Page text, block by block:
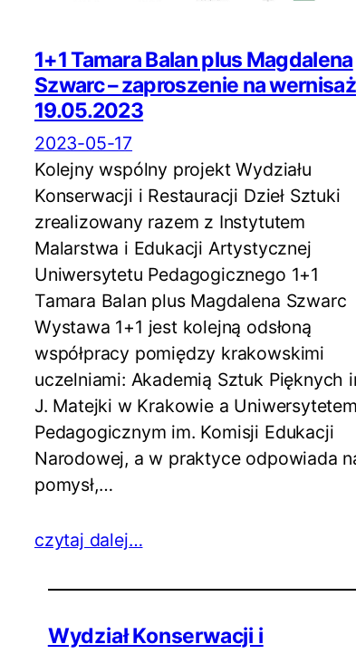
1+1 Tamara Balan plus Magdalena
Szwarc – zaproszenie na wernisaż
19.05.2023
2023-05-17
Kolejny wspólny projekt Wydziału
Konserwacji i Restauracji Dzieł Sztuki
zrealizowany razem z Instytutem
Malarstwa i Edukacji Artystycznej
Uniwersytetu Pedagogicznego 1+1
Tamara Balan plus Magdalena Szwarc
Wystawa 1+1 jest kolejną odsłoną
współpracy pomiędzy krakowskimi
uczelniami: Akademią Sztuk Pięknych
J. Matejki w Krakowie a Uniwersytetem
Pedagogicznym im. Komisji Edukacji
Narodowej, a w praktyce odpowiada
pomysł,…
czytaj dalej…
Wydział Konserwacji i